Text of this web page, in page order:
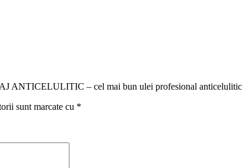
ANTICELULITIC – cel mai bun ulei profesional
sunt marcate cu *